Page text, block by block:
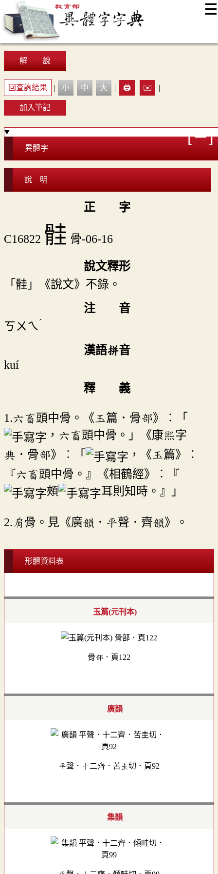
☰
最新消息
顯示模式
解 說
回查詢結果 | 小 中 大 | 🖨️ ✉️ |
加入筆記
異體字
說 明
正 字
C16822 䯓 骨-06-16
說文釋形
「䯓」《說文》不錄。
注 音
ㄎㄨㄟˊ
漢語拼音
kuí
釋 義
1.六畜頭中骨。《玉篇．骨部》︰「
，六畜頭中骨。」《康熙字
典．骨部》︰「
，《玉篇》︰
『六畜頭中骨。』《相鶴經》︰『
頰
耳則知時。』」
2.肩骨。見《廣韻．平聲．齊韻》。
形體資料表
玉篇(元刊本)
骨部．頁122
廣韻
平聲．十二齊．苦圭切．頁92
集韻